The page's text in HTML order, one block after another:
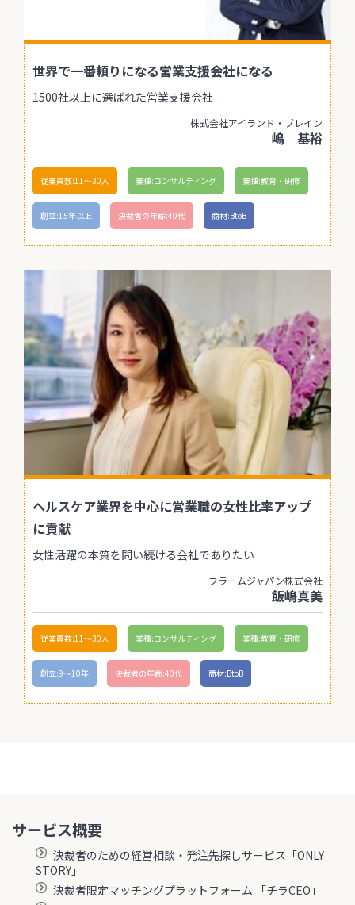
世界で一番頼りになる営業支援会社になる
1500社以上に選ばれた営業支援会社
株式会社アイランド・ブレイン
嶋 基裕
従業員数:11〜30人 業種:コンサルティング 業種:教育・研修
創立:15年以上 決裁者の年齢:40代 商材:BtoB
ヘルスケア業界を中心に営業職の女性比率アップ
に貢献
女性活躍の本質を問い続ける会社でありたい
フラームジャパン株式会社
飯嶋真美
従業員数:11〜30人 業種:コンサルティング 業種:教育・研修
創立:9〜10年 決裁者の年齢:40代 商材:BtoB
サービス概要
決裁者のための経営相談・発注先探しサービス「ONLY
STORY」
決裁者限定マッチングプラットフォーム 「チラCEO」